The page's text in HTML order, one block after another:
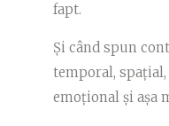
fapt.
Și când spun
temporal,
emoțional și așa